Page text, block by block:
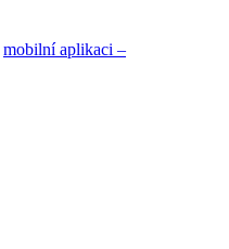
mobilní aplikaci –